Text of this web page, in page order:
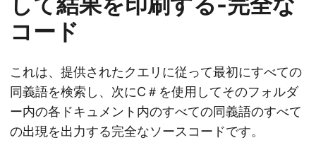
コード
これは、提供されたクエリに従って最初にすべての
同義語を検索し、次にC＃を使用してそのフォルダ
ー内の各ドキュメント内のすべての同義語のすべて
の出現を出力する完全なソースコードです。